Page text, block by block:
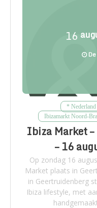
16
* Nederland
Ibizamarkt Noord-
Ibiza Market
– 16
Op zondag 16
Market plaats in
in Geertruidenberg
Ibiza lifestyle, met